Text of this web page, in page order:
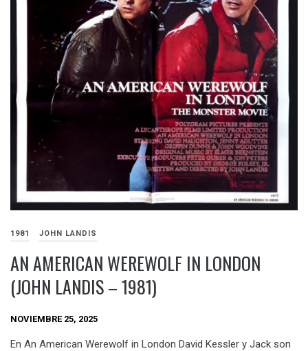
1981 JOHN LANDIS
AN AMERICAN WEREWOLF IN LONDON
(JOHN LANDIS – 1981)
NOVIEMBRE 25, 2025
En An American Werewolf in London David Kessler y Jack son